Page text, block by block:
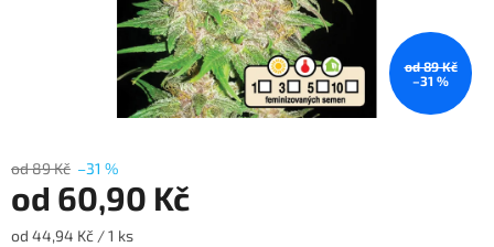
od 89 Kč
–31 %
od 89 Kč –31 %
od 60,90 Kč
Měrná
od 44,94 Kč / 1 ks